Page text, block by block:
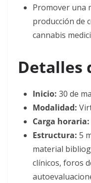
Promover una
producción de
cannabis
Detalles
Inicio: 30 de
Modalidad:
Carga horaria:
Estructura: 5
material
clínicos, foros